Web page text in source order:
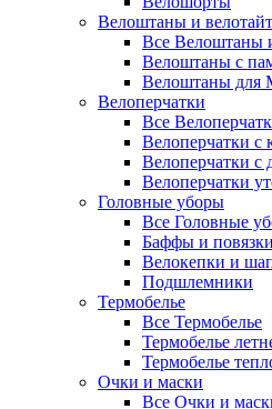
Велоштаны и
Все Велоштаны
Велоштаны с
Велоштаны для
Велоперчатки
Все
Велоперчатки с
Велоперчатки
Велоперчатки
Головные уборы
Все Головные
Баффы и повязки
Велокепки и
Подшлемники
Термобелье
Все Термобелье
Термобелье
Термобелье
Очки и маски
Все Очки и